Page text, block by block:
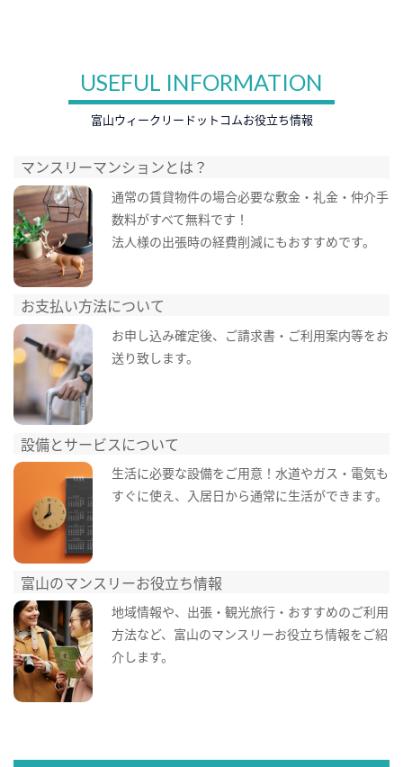
USEFUL INFORMATION
富山ウィークリードットコムお役立ち情報
マンスリーマンションとは？
通常の賃貸物件の場合必要な敷金・礼金・仲介手
数料がすべて無料です！
法人様の出張時の経費削減にもおすすめです。
お支払い方法について
お申し込み確定後、ご請求書・ご利用案内等をお
送り致します。
設備とサービスについて
生活に必要な設備をご用意！水道やガス・電気も
すぐに使え、入居日から通常に生活ができます。
富山のマンスリーお役立ち情報
地域情報や、出張・観光旅行・おすすめのご利用
方法など、富山のマンスリーお役立ち情報をご紹
介します。